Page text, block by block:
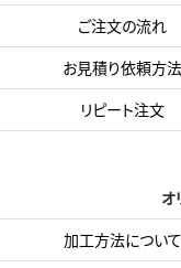
ご注文の流れ
お見積り依頼方法
リピート注文
オ
加工方法について